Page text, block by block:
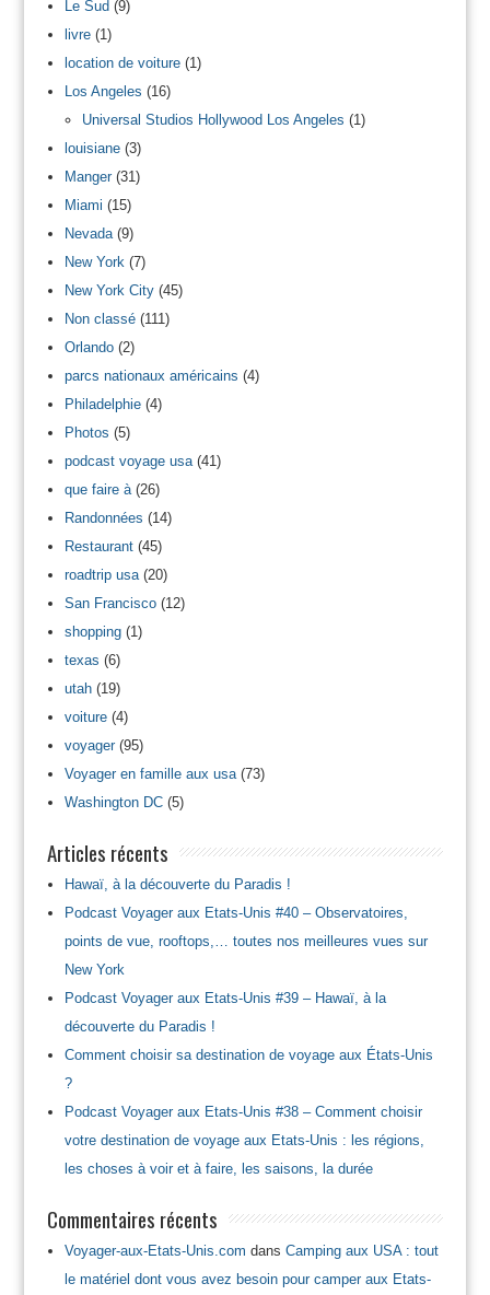
Le Sud(9)
livre(1)
location de voiture(1)
Los Angeles (16)
Universal Studios Hollywood Los Angeles (1)
louisiane(3)
Manger(31)
Miami (15)
Nevada(9)
New York (7)
New York City(45)
Non classé(111)
Orlando(2)
parcs nationaux américains (4)
Philadelphie(4)
Photos (5)
podcast voyage usa(41)
que faire à(26)
Randonnées (14)
Restaurant(45)
roadtrip usa(20)
San Francisco(12)
shopping(1)
texas (6)
utah(19)
voiture(4)
voyager(95)
Voyager en famille aux usa(73)
Washington DC(5)
Articles récents
Hawaï, à la découverte du Paradis !
Podcast Voyager aux Etats-Unis #40 – Observatoires,
points de vue, rooftops,… toutes nos meilleures vues sur
New York
Podcast Voyager aux Etats-Unis #39 – Hawaï, à la
découverte du Paradis !
Comment choisir sa destination de voyage aux États-Unis
?
Podcast Voyager aux Etats-Unis #38 – Comment choisir
votre destination de voyage aux Etats-Unis : les régions,
les choses à voir et à faire, les saisons, la durée
Commentaires récents
Voyager-aux-Etats-Unis.com dans Camping aux USA : tout
le matériel dont vous avez besoin pour camper aux Etats-